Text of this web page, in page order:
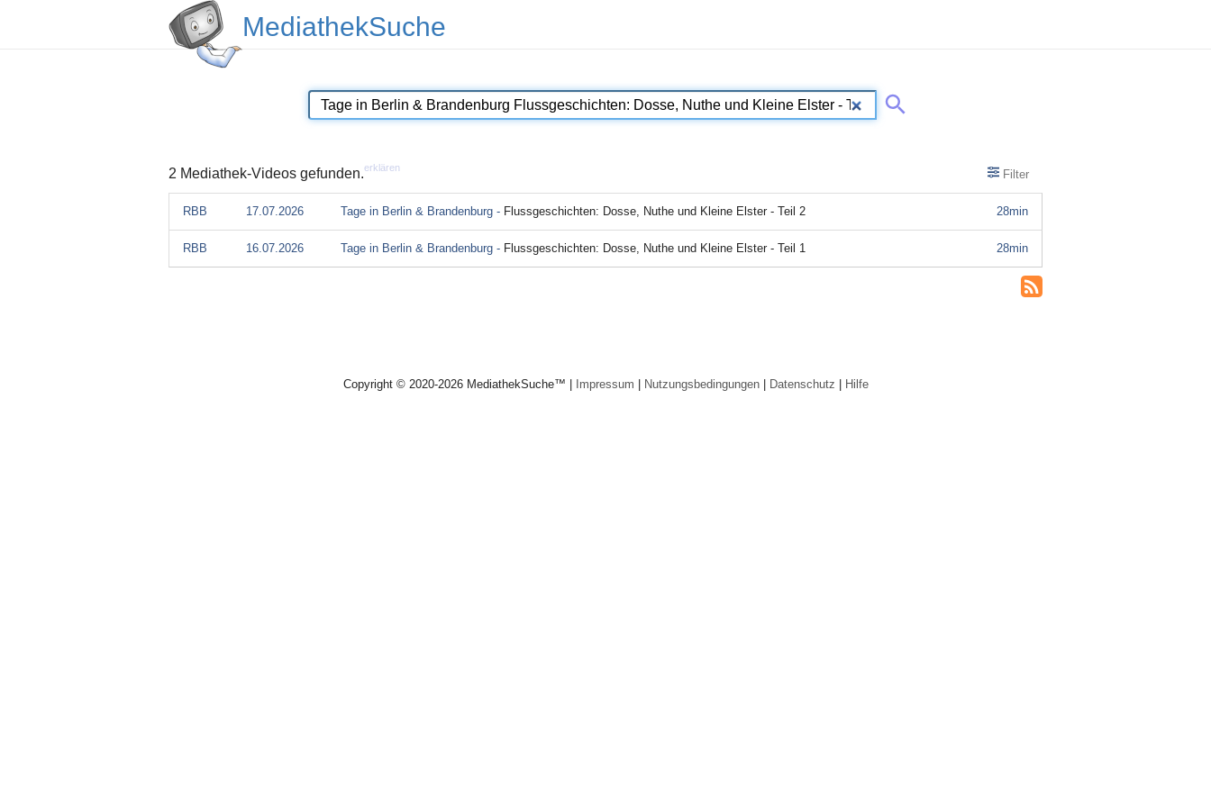
MediathekSuche
2 Mediathek-Videos gefunden.erklären Filter
28min
RBB 17.07.2026 Tage in Berlin & Brandenburg - Flussgeschichten: Dosse, Nuthe und Kleine Elster - Teil 2
28min
RBB 16.07.2026 Tage in Berlin & Brandenburg - Flussgeschichten: Dosse, Nuthe und Kleine Elster - Teil 1
Copyright © 2020-2026 MediathekSuche™ | Impressum | Nutzungsbedingungen| Datenschutz | Hilfe